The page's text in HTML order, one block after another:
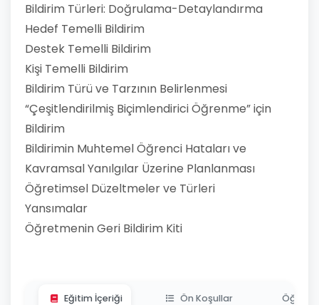
Bildirim Türleri: Doğrulama-Detaylandırma
Hedef Temelli Bildirim
Destek Temelli Bildirim
Kişi Temelli Bildirim
Bildirim Türü ve Tarzının Belirlenmesi
“Çeşitlendirilmiş Biçimlendirici Öğrenme” için
Bildirim
Bildirimin Muhtemel Öğrenci Hataları ve
Kavramsal Yanılgılar Üzerine Planlanması
Öğretimsel Düzeltmeler ve Türleri
Yansımalar
Öğretmenin Geri Bildirim Kiti
Eğitim İçeriği Ön Koşullar